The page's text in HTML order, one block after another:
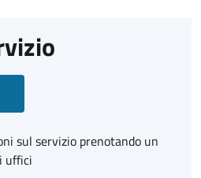
sul servizio prenotando un
uffici